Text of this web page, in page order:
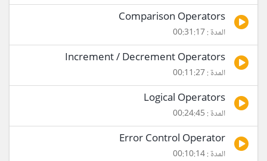
Comparison Operators
المدة : 00:31:17
Increment / Decrement Operators
المدة : 00:11:27
Logical Operators
المدة : 00:24:45
Error Control Operator
المدة : 00:10:14